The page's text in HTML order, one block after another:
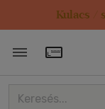
Kulacs /